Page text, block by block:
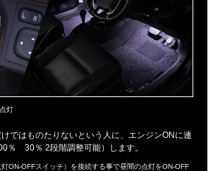
灯
ではものたりないという人に、エンジンONに連
％ 30％ 2段階調整可能）します。
ON-OFFスイッチ）を接続する事で昼間の点灯をON-OFF